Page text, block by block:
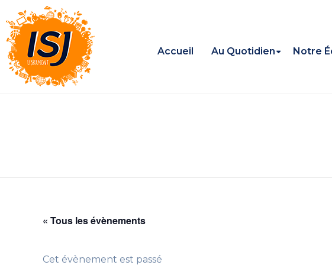
Accueil Au Quotidien Notre
« Tous les évènements
Cet évènement est passé